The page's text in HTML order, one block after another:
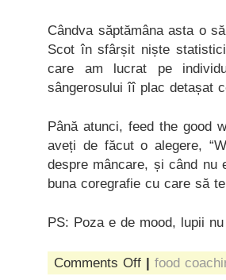
Cândva săptămâna asta o
Scot în sfârșit niște
care am lucrat pe
sângerosului îî plac detașat
Până atunci, feed the good
aveți de făcut o alegere,
despre mâncare, și când
buna coregrafie cu care să
PS: Poza e de mood, lupii
Comments Offon
feed
| food